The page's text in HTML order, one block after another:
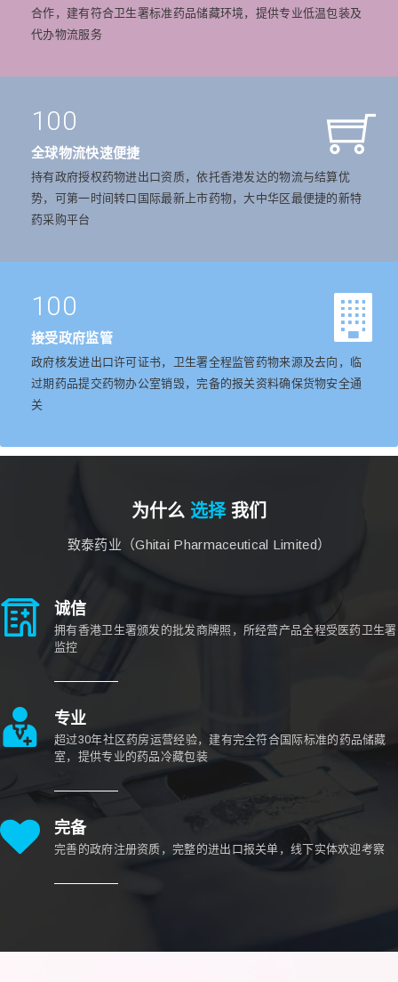
合作，建有符合卫生署标准药品储藏环境，提供专业低温包装及
代办物流服务
100
全球物流快速便捷
持有政府授权药物进出口资质，依托香港发达的物流与结算优
势，可第一时间转口国际最新上市药物，大中华区最便捷的新特
药采购平台
100
接受政府监管
政府核发进出口许可证书，卫生署全程监管药物来源及去向，临
过期药品提交药物办公室销毁，完备的报关资料确保货物安全通
关
为什么 选择我们
致泰药业（Ghitai Pharmaceutical Limited）
诚信
拥有香港卫生署颁发的批发商牌照，所经营产品全程受医药卫生署
监控
专业
超过30年社区药房运营经验，建有完全符合国际标准的药品储藏
室，提供专业的药品冷藏包装
完备
完善的政府注册资质，完整的进出口报关单，线下实体欢迎考察